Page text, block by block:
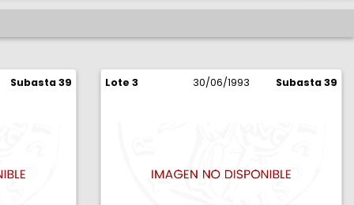
Subasta 39 Lote 3 30/06/1993 Subasta 39